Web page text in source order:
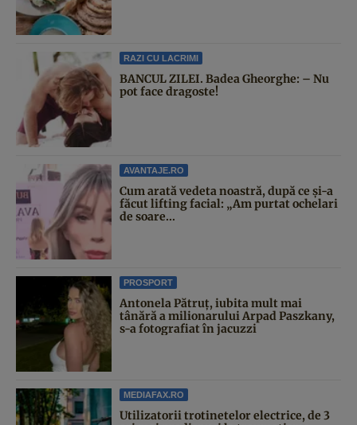
RAZI CU LACRIMI
BANCUL ZILEI. Badea Gheorghe: – Nu
pot face dragoste!
AVANTAJE.RO
Cum arată vedeta noastră, după ce și-a
făcut lifting facial: „Am purtat ochelari
de soare...
PROSPORT
Antonela Pătruț, iubita mult mai
tânără a milionarului Arpad Paszkany,
s-a fotografiat în jacuzzi
MEDIAFAX.RO
Utilizatorii trotinetelor electrice, de 3